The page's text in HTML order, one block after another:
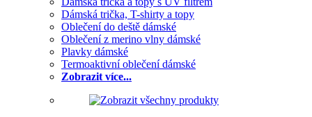
Dámská trička, T-shirty a topy
Oblečení do deště dámské
Oblečení z merino vlny dámské
Plavky dámské
Termoaktivní oblečení dámské
Zobrazit více...